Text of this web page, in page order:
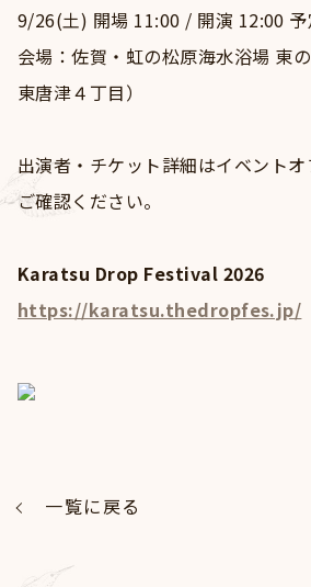
9/26(⼟) 開場 11:00 / 開演 12:00 予
会場：佐賀・虹の松原海⽔浴場 東
東唐津４丁⽬）
出演者・チケット詳細はイベント
ご確認ください。
Karatsu Drop Festival 2026
https://karatsu.thedropfes.jp/
一覧に戻る